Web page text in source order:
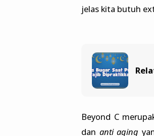
jelas kita butuh
Beyond C
dan anti aging